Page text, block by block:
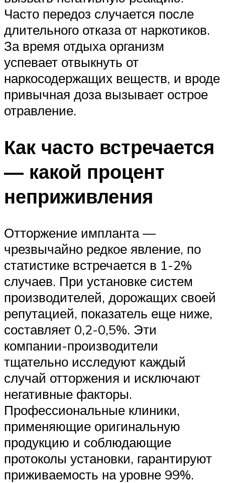
Часто передоз случается после
длительного отказа от наркотиков.
За время отдыха организм
успевает отвыкнуть от
наркосодержащих веществ, и вроде
привычная доза вызывает острое
отравление.
Как часто встречается
— какой процент
неприживления
Отторжение импланта —
чрезвычайно редкое явление, по
статистике встречается в 1-2%
случаев. При установке систем
производителей, дорожащих своей
репутацией, показатель еще ниже,
составляет 0,2-0,5%. Эти
компании-производители
тщательно исследуют каждый
случай отторжения и исключают
негативные факторы.
Профессиональные клиники,
применяющие оригинальную
продукцию и соблюдающие
протоколы установки, гарантируют
приживаемость на уровне 99%.